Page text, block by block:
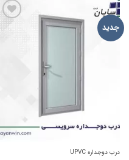
جدید افزودن
درب دوجداره UPVC